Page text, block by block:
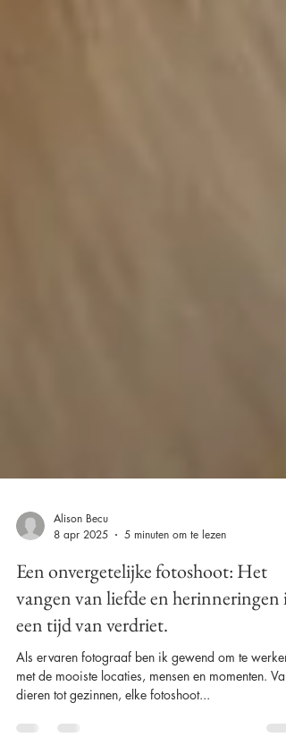
Alison Becu
8 apr 2025
5 minuten om te lezen
Een onvergetelijke fotoshoot: Het
vangen van liefde en herinneringen in
een tijd van verdriet.